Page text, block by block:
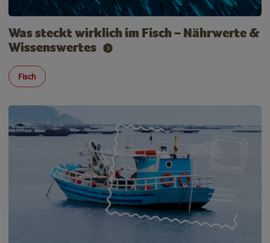
Was steckt wirklich im Fisch – Nährwerte &
Wissenswertes
Fisch